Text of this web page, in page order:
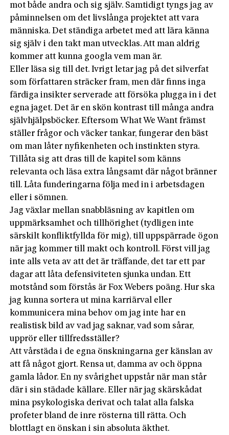
mot både andra och sig själv. Samtidigt tyngs jag av
påminnelsen om det livslånga projektet att vara
människa. Det ständiga arbetet med att lära känna
sig själv i den takt man utvecklas. Att man aldrig
kommer att kunna googla vem man är.
Eller läsa sig till det. Ivrigt letar jag på det silverfat
som författaren sträcker fram, men där finns inga
färdiga insikter serverade att försöka plugga in i det
egna jaget. Det är en skön kontrast till många andra
självhjälpsböcker. Eftersom What We Want främst
ställer frågor och väcker tankar, fungerar den bäst
om man låter nyfikenheten och instinkten styra.
Tillåta sig att dras till de kapitel som känns
relevanta och läsa extra långsamt där något bränner
till. Låta funderingarna följa med in i arbetsdagen
eller i sömnen.
Jag växlar mellan snabbläsning av kapitlen om
uppmärksamhet och tillhörighet (tydligen inte
särskilt konfliktfyllda för mig), till uppspärrade ögon
när jag kommer till makt och kontroll. Först vill jag
inte alls veta av att det är träffande, det tar ett par
dagar att låta defensiviteten sjunka undan. Ett
motstånd som förstås är Fox Webers poäng. Hur ska
jag kunna sortera ut mina karriärval eller
kommunicera mina behov om jag inte har en
realistisk bild av vad jag saknar, vad som sårar,
upprör eller tillfredsställer?
Att vårstäda i de egna önskningarna ger känslan av
att få något gjort. Rensa ut, damma av och öppna
gamla lådor. En ny svårighet uppstår när man står
där i sin städade källare. Eller när jag skärskådat
mina psykologiska derivat och talat alla falska
profeter bland de inre rösterna till rätta. Och
blottlagt en önskan i sin absoluta äkthet.